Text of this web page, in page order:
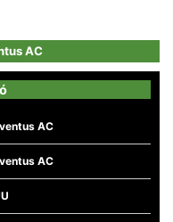
AC
AC
AC
Necessàries
Aquestes
cookies no
són
necessàries